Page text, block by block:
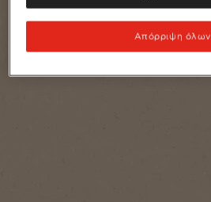
Απόρριψη όλων